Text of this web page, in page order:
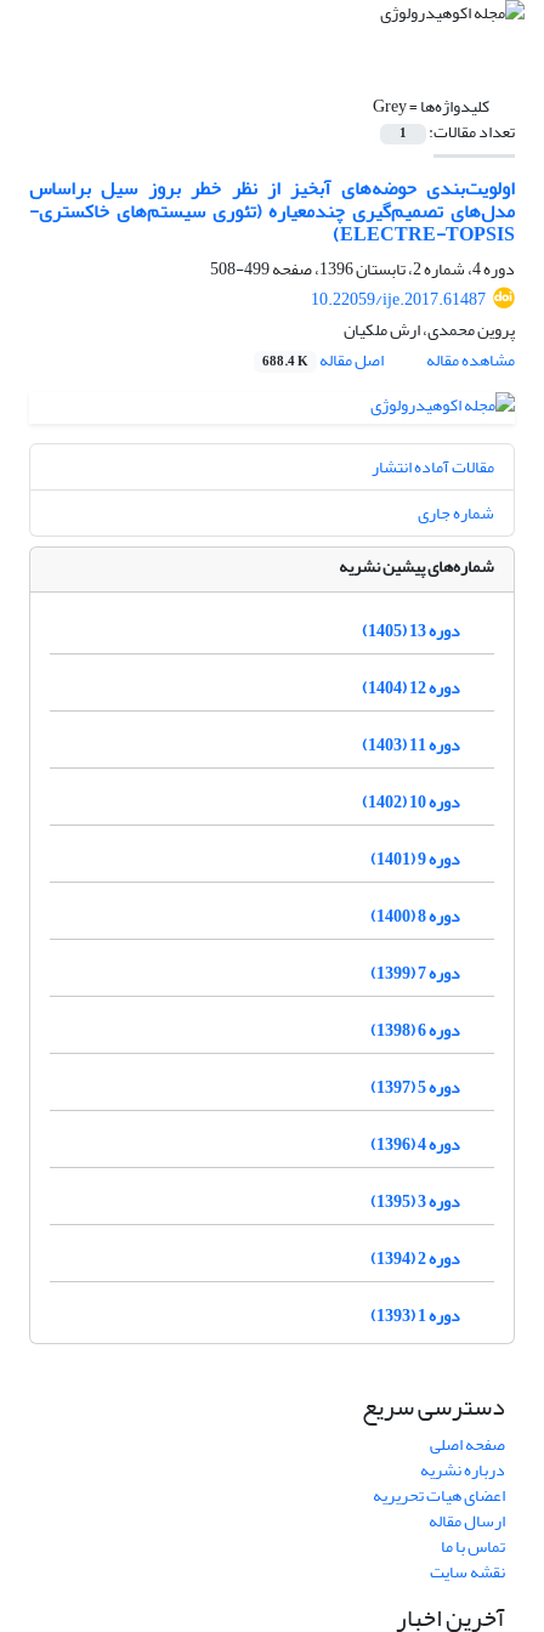
کلیدواژه‌ها =Grey
تعداد مقالات: 1
اولویت‌بندی حوضه‌های آبخیز از نظر خطر بروز سیل بر‌اساس
مدل‌های تصمیم‌گیری چندمعیاره (تئوری سیستم‌های خاکستری-
ELECTRE-TOPSIS)
دوره 4، شماره 2، تابستان 1396، صفحه
499-508
10.22059/ije.2017.61487
پروین محمدی، ارش ملکیان
مشاهده مقاله
اصل مقاله 688.4 K
مقالات آماده انتشار
شماره جاری
شماره‌های پیشین نشریه
دوره 13 (1405)
دوره 12 (1404)
دوره 11 (1403)
دوره 10 (1402)
دوره 9 (1401)
دوره 8 (1400)
دوره 7 (1399)
دوره 6 (1398)
دوره 5 (1397)
دوره 4 (1396)
دوره 3 (1395)
دوره 2 (1394)
دوره 1 (1393)
دسترسی سریع
صفحه اصلی
درباره نشریه
اعضای هیات تحریریه
ارسال مقاله
تماس با ما
نقشه سایت
آخرین اخبار